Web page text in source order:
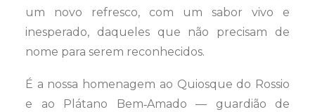
um novo refresco, com um sabor vivo e
inesperado, daqueles que não precisam de
nome para serem reconhecidos.
É a nossa homenagem ao Quiosque do Rossio
e ao Plátano Bem‑Amado — guardião de